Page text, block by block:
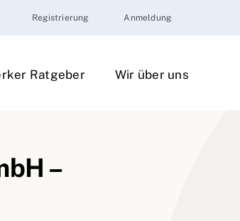
Registrierung Anmeldung
Ratgeber Wir über uns
–